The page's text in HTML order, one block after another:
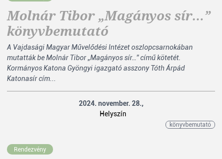
Molnár Tibor „Magányos sír…”
könyvbemutató
A Vajdasági Magyar Művelődési Intézet oszlopcsarnokában
mutatták be Molnár Tibor „Magányos sír…” című kötetét.
Kormányos Katona Gyöngyi igazgató asszony Tóth Árpád
Katonasír cím...
2024. november. 28.,
Helyszín
könyvbemutató
Rendezvény